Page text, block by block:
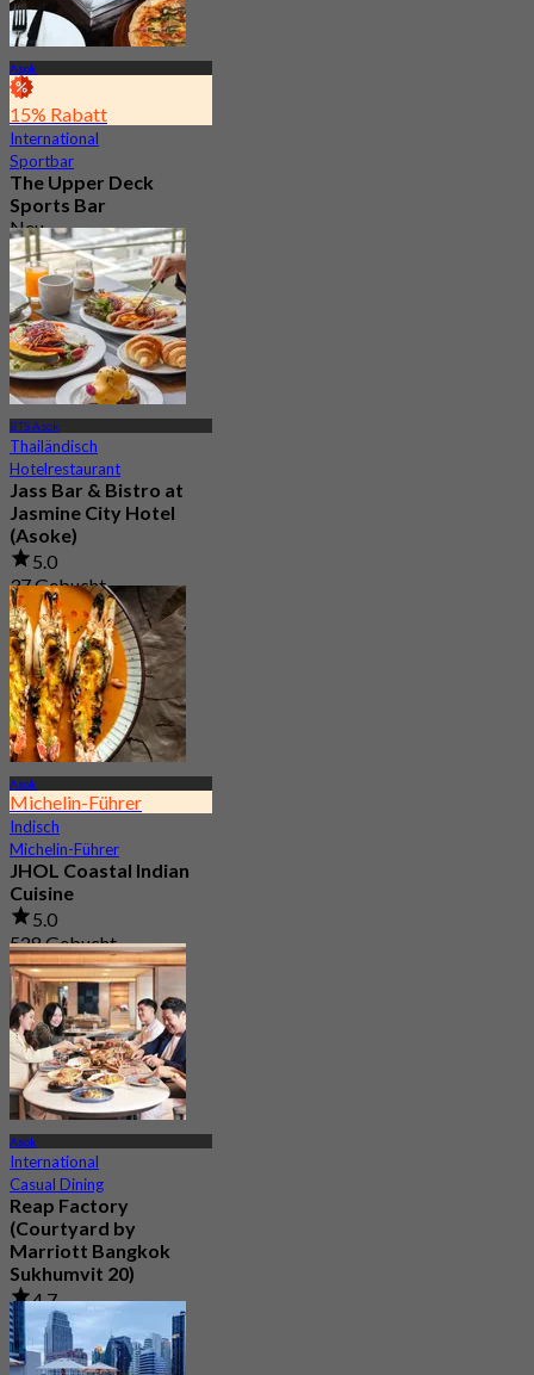
Asok
15% Rabatt
International
Sportbar
The Upper Deck
Sports Bar
Neu
4.7
Aus฿ 315
BTS Asok
Thailändisch
Hotelrestaurant
Jass Bar & Bistro at
Jasmine City Hotel
(Asoke)
5.0
37 Gebucht
Aus฿ 453
Asok
Michelin-Führer
Indisch
Michelin-Führer
JHOL Coastal Indian
Cuisine
5.0
528 Gebucht
Aus฿ 1,363.33
Asok
International
Casual Dining
Reap Factory
(Courtyard by
Marriott Bangkok
Sukhumvit 20)
4.7
299 Gebucht
Aus ฿ 400